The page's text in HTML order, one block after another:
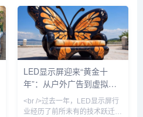
99.99%，而利亚德在其北京工
厂正式启用了全球首条全自动巨
量转移产线，单班产能达到
3000片晶圆。这标志着困扰行
业十余年的“巨量转移”与“缺陷修
复”两大痛点首次在量产层面得
到解决。与此同时，京东方在成
都的Micro LED试验线成功点亮
LED显示屏迎来“黄金十
年”：从户外广告到虚拟现
实，万亿赛道重构视觉产业
<br />过去一年，LED显示屏行
业经历了前所未有的技术跃迁。